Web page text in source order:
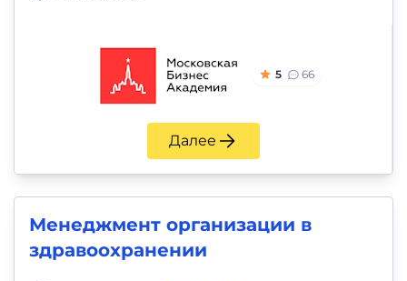
5 66
Далее
Менеджмент организации в
здравоохранении